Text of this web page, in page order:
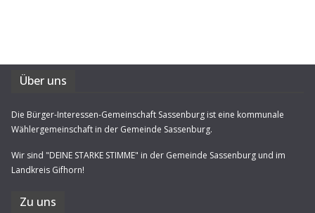
Über uns
Die Bürger-Interessen-Gemeinschaft Sassenburg ist eine kommunale
Wählergemeinschaft in der Gemeinde Sassenburg.
Wir sind "DEINE STARKE STIMME" in der Gemeinde Sassenburg und im
Landkreis Gifhorn!
Zu uns